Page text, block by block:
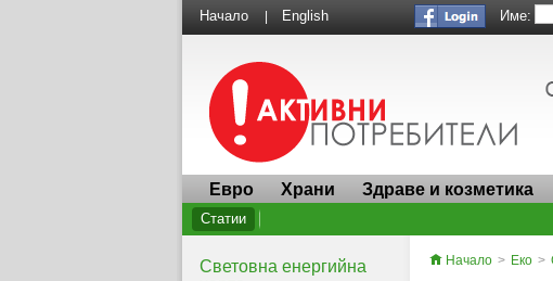
Начало English Име:
Евро Храни Здраве и козметика
Статии
Световна енергийна
Начало > Еко >